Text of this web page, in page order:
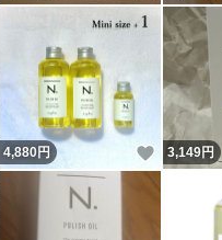
いいね！
4,880円 いいね！
3,149円